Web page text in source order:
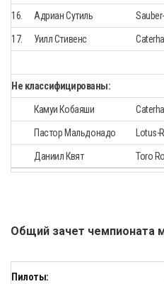
16. Aдриан Сутиль
17. Уилл Стивенс
Не классифицированы:
Камуи Кобаяши
Пастор Мальдонадо Lotus-
Даниил Квят Toro
Общий зачет чемпионата
Пилоты: